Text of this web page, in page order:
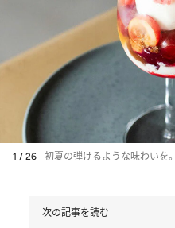
1 / 26 初夏の弾けるような味わいを。
次の記事を読む